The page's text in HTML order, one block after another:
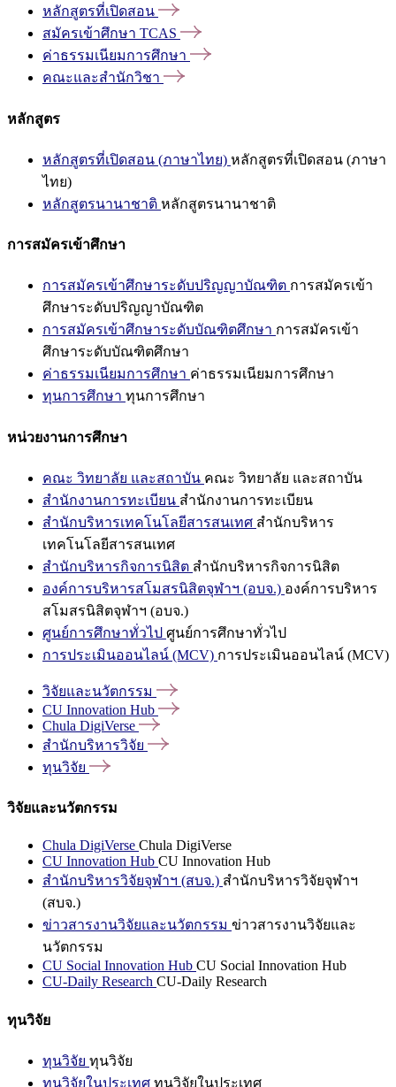
หลักสูตรที่เปิดสอน
สมัครเข้าศึกษา TCAS
ค่าธรรมเนียมการศึกษา
คณะและสำนักวิชา
หลักสูตร
หลักสูตรที่เปิดสอน (ภาษาไทย) หลักสูตรที่เปิดสอน (ภาษา
ไทย)
หลักสูตรนานาชาติ หลักสูตรนานาชาติ
การสมัครเข้าศึกษา
การสมัครเข้าศึกษาระดับปริญญาบัณฑิต การสมัครเข้า
ศึกษาระดับปริญญาบัณฑิต
การสมัครเข้าศึกษาระดับบัณฑิตศึกษา การสมัครเข้า
ศึกษาระดับบัณฑิตศึกษา
ค่าธรรมเนียมการศึกษา ค่าธรรมเนียมการศึกษา
ทุนการศึกษา ทุนการศึกษา
หน่วยงานการศึกษา
คณะ วิทยาลัย และสถาบัน คณะ วิทยาลัย และสถาบัน
สำนักงานการทะเบียน สำนักงานการทะเบียน
สำนักบริหารเทคโนโลยีสารสนเทศ สำนักบริหาร
เทคโนโลยีสารสนเทศ
สำนักบริหารกิจการนิสิต สำนักบริหารกิจการนิสิต
องค์การบริหารสโมสรนิสิตจุฬาฯ (อบจ.) องค์การบริหาร
สโมสรนิสิตจุฬาฯ (อบจ.)
ศูนย์การศึกษาทั่วไป ศูนย์การศึกษาทั่วไป
การประเมินออนไลน์ (MCV) การประเมินออนไลน์ (MCV)
วิจัยและนวัตกรรม
CU Innovation Hub
Chula DigiVerse
สำนักบริหารวิจัย
ทุนวิจัย
วิจัยและนวัตกรรม
Chula DigiVerse Chula DigiVerse
CU Innovation Hub CU Innovation Hub
สำนักบริหารวิจัยจุฬาฯ (สบจ.) สำนักบริหารวิจัยจุฬาฯ
(สบจ.)
ข่าวสารงานวิจัยและนวัตกรรม ข่าวสารงานวิจัยและ
นวัตกรรม
CU Social Innovation Hub CU Social Innovation Hub
CU-Daily Research CU-Daily Research
ทุนวิจัย
ทุนวิจัย ทุนวิจัย
ทุนวิจัยในประเทศ ทุนวิจัยในประเทศ